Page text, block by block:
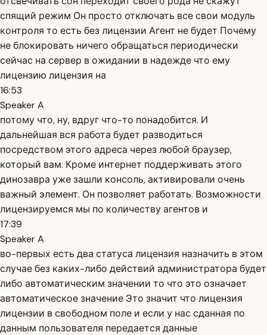
спящий режим Он просто отключать все свои модуль
контроля то есть без лицензии Агент не будет Почему
не блокировать ничего обращаться периодически
сейчас на сервер в ожидании в надежде что ему
лицензию лицензия на
16:53
Speaker A
потому что, ну, вдруг что-то понадобится. И
дальнейшая вся работа будет разводиться
посредством этого адреса через любой браузер,
который вам. Кроме интернет поддерживать этого
динозавра уже зашли консоль, активировали очень
важный элемент. Он позволяет работать. Возможности
лицензируемся мы по количеству агентов и
17:39
Speaker A
во-первых есть два статуса лицензия назначить в этом
случае без каких-либо действий администратора будет
либо автоматическим значении то что это означает
автоматическое значение Это значит что лицензия
лицензии в свободном поле и если у нас сданная по
данным пользователя передается данные